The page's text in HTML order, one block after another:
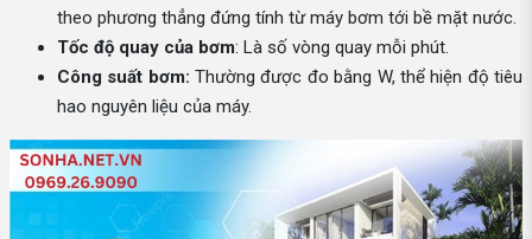
theo phương thẳng đứng tính từ máy bơm tới bề mặt nước.
Tốc độ quay của bơm: Là số vòng quay mỗi phút.
Công suất bơm: Thường được đo bằng W, thể hiện độ tiêu
hao nguyên liệu của máy.